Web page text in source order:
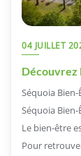
04 JUILLET
Découvrez
Séquoia Bien-
Séquoia Bien-
Le bien-être
Pour